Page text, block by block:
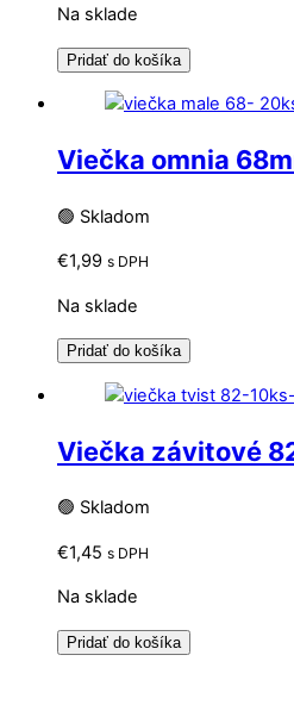
Na sklade
Pridať do košíka
Viečka omnia
🟢 Skladom
€1,99 s DPH
Na sklade
Pridať do košíka
Viečka závitové
🟢 Skladom
€1,45 s DPH
Na sklade
Pridať do košíka